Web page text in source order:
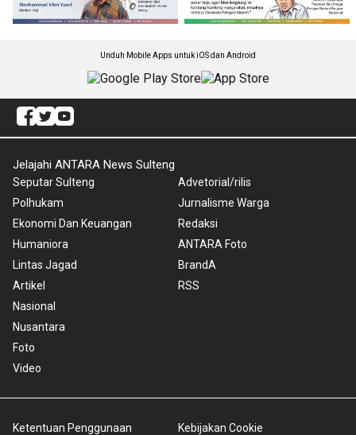
Unduh Mobile Apps untuk iOS dan Android
Jelajahi ANTARA News Sulteng
Seputar Sulteng
Polhukam
Ekonomi Dan Keuangan
Humaniora
Lintas Jagad
Artikel
Nasional
Nusantara
Foto
Video
Advetorial/rilis
Jurnalisme Warga
Redaksi
ANTARA Foto
BrandA
RSS
Ketentuan Penggunaan Kebijakan Cookie